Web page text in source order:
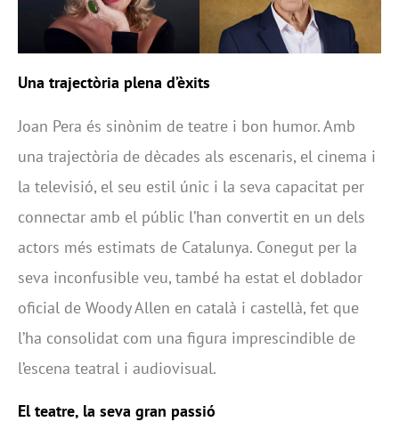
Una trajectòria plena d’èxits
Joan Pera és sinònim de teatre i bon humor. Amb
una trajectòria de dècades als escenaris, el cinema i
la televisió, el seu estil únic i la seva capacitat per
connectar amb el públic l’han convertit en un dels
actors més estimats de Catalunya. Conegut per la
seva inconfusible veu, també ha estat el doblador
oficial de Woody Allen en català i castellà, fet que
l’ha consolidat com una figura imprescindible de
l’escena teatral i audiovisual.
El teatre, la seva gran passió